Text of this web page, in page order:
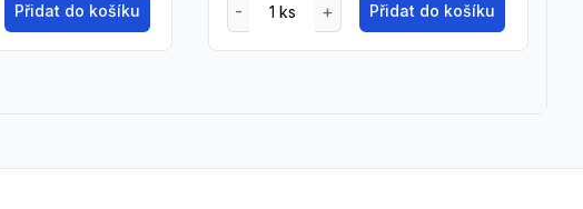
Přidat do košíku Přidat do košíku